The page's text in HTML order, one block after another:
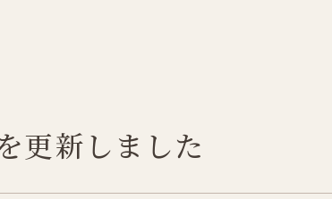
更新しました